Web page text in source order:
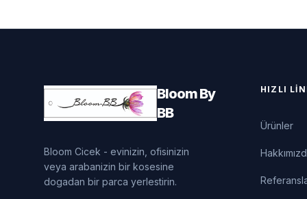
Bloom By
BB
Bloom Cicek - evinizin, ofisinizin
veya arabanizin bir kosesine
dogadan bir parca yerlestirin.
HIZLI
Ürünler